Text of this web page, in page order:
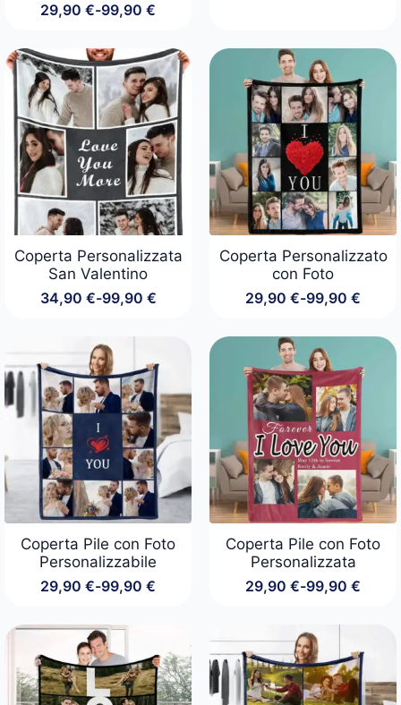
29,90 €-99,90 €
Fascia
prezzo:
da
29,90 €
a
99,90 €
da
29,90 €
a
99,90 €
Coperta Personalizzata
San Valentino
34,90 €-99,90 €
Fascia
prezzo:
da
34,90 €
a
99,90 €
Coperta Personalizzato
con Foto
29,90 €-99,90 €
Fascia
prezzo:
da
29,90 €
a
99,90 €
Coperta Pile con Foto
Personalizzabile
29,90 €-99,90 €
Fascia
prezzo:
da
29,90 €
a
99,90 €
Coperta Pile con Foto
Personalizzata
29,90 €-99,90 €
Fascia
prezzo:
da
29,90 €
a
99,90 €